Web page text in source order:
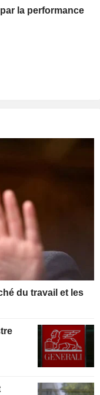
la performance
du travail et les